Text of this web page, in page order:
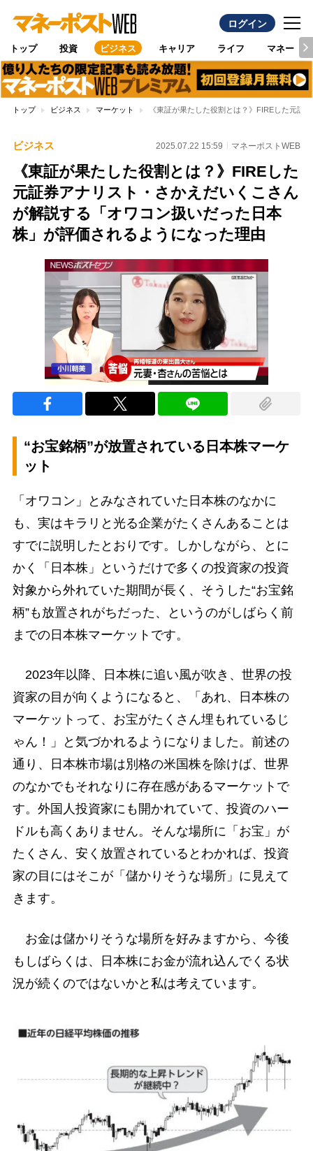
ログイン
トップ 投資 ビジネス キャリア ライフ マネー
トップ ビジネス マーケット 《東証が果たした役割とは？》FIREした元証
ビジネス 2025.07.22 15:59 マネーポストWEB
《東証が果たした役割とは？》FIREした
元証券アナリスト・さかえだいくこさん
が解説する「オワコン扱いだった日本
株」が評価されるようになった理由
“お宝銘柄”が放置されている日本株マーケ
ット
「オワコン」とみなされていた日本株のなかに
も、実はキラリと光る企業がたくさんあることは
すでに説明したとおりです。しかしながら、とに
かく「日本株」というだけで多くの投資家の投資
対象から外れていた期間が長く、そうした“お宝銘
柄”も放置されがちだった、というのがしばらく前
までの日本株マーケットです。
2023年以降、日本株に追い風が吹き、世界の投
資家の目が向くようになると、「あれ、日本株の
マーケットって、お宝がたくさん埋もれているじ
ゃん！」と気づかれるようになりました。前述の
通り、日本株市場は別格の米国株を除けば、世界
のなかでもそれなりに存在感があるマーケットで
す。外国人投資家にも開かれていて、投資のハー
ドルも高くありません。そんな場所に「お宝」が
たくさん、安く放置されているとわかれば、投資
家の目にはそこが「儲かりそうな場所」に見えて
きます。
お金は儲かりそうな場所を好みますから、今後
もしばらくは、日本株にお金が流れ込んでくる状
況が続くのではないかと私は考えています。